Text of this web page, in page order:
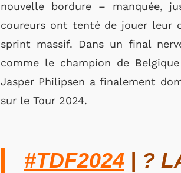
nouvelle bordure – manquée,
coureurs ont tenté de jouer leur
sprint massif. Dans un final
comme le champion de
Jasper Philipsen a finalement
sur le Tour 2024.
#TDF2024 | ?